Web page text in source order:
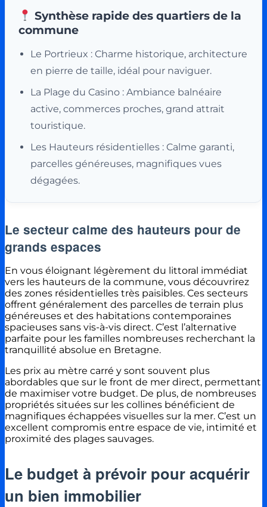
Synthèse rapide des quartiers de la
commune
Le Portrieux : Charme historique, architecture
en pierre de taille, idéal pour naviguer.
La Plage du Casino : Ambiance balnéaire
active, commerces proches, grand attrait
touristique.
Les Hauteurs résidentielles : Calme garanti,
parcelles généreuses, magnifiques vues
dégagées.
Le secteur calme des hauteurs pour de
grands espaces
En vous éloignant légèrement du littoral immédiat
vers les hauteurs de la commune, vous découvrirez
des zones résidentielles très paisibles. Ces secteurs
offrent généralement des parcelles de terrain plus
généreuses et des habitations contemporaines
spacieuses sans vis-à-vis direct. C’est l’alternative
parfaite pour les familles nombreuses recherchant la
tranquillité absolue en Bretagne.
Les prix au mètre carré y sont souvent plus
abordables que sur le front de mer direct, permettant
de maximiser votre budget. De plus, de nombreuses
propriétés situées sur les collines bénéficient de
magnifiques échappées visuelles sur la mer. C’est un
excellent compromis entre espace de vie, intimité et
proximité des plages sauvages.
Le budget à prévoir pour acquérir
un bien immobilier